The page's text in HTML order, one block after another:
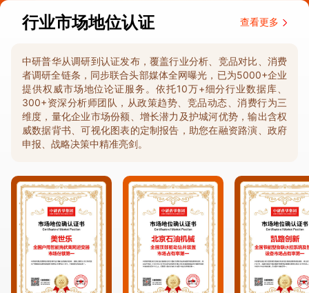
行业市场地位认证 查看更多
中研普华从调研到认证发布，覆盖行业分析、竞品对比、消费
者调研全链条，同步联合头部媒体全网曝光，已为5000+企业
提供权威市场地位论证服务。依托10万+细分行业数据库、
300+资深分析师团队，从政策趋势、竞品动态、消费行为三
维度，量化企业市场份额、增长潜力及护城河优势，输出含权
威数据背书、可视化图表的定制报告，助您在融资路演、政府
申报、战略决策中精准亮剑。